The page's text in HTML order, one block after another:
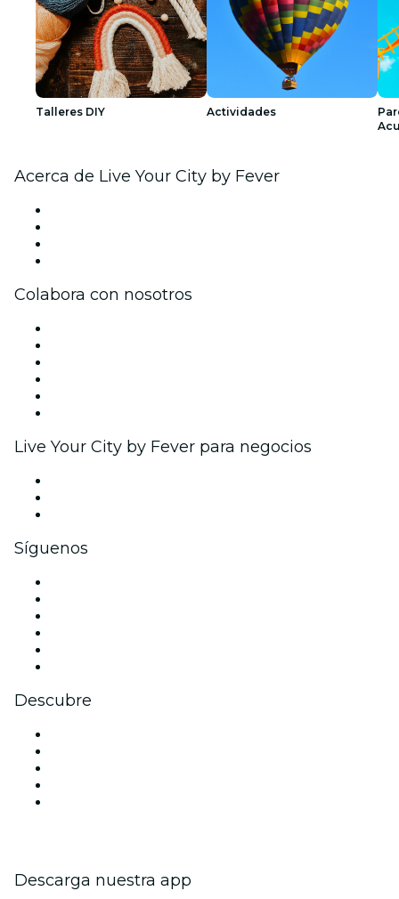
Talleres DIY Actividades
Acerca de Live Your City by Fever
Colabora con nosotros
Live Your City by Fever para negocios
Síguenos
Descubre
Descarga nuestra app